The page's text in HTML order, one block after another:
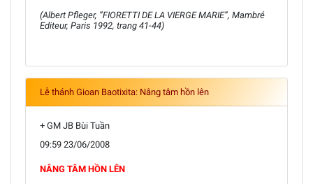
(Albert Pfleger, ”FIORETTI DE LA VIERGE MARIE”, Mambré
Editeur, Paris 1992, trang 41-44)
Lễ thánh Gioan Baotixita: Nâng tâm hồn lên
+ GM JB Bùi Tuần
09:59 23/06/2008
NÂNG TÂM HỒN LÊN